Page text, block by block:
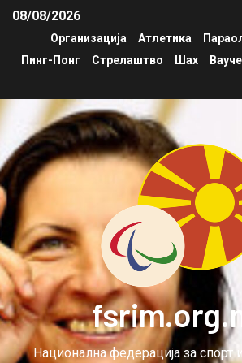
08/08/2026
Организација Атлетика
Пинг-Понг
Стрелаштво Шах
Национална федерација за спорт